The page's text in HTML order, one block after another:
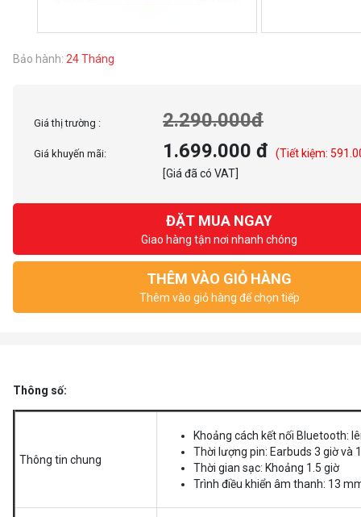
Bảo hành: 24 Tháng
Giá thị trường : 2.290.000đ
Giá khuyến mãi: 1.699.000 đ
(Tiết kiệm:
[Giá đã có VAT]
ĐẶT MUA NGAY
Giao hàng tận nơi nhanh chóng
THÊM VÀO GIỎ HÀNG
Thêm vào giỏ hàng để chọn tiếp
Thông số:
Thông tin chung
Khoảng cách kết nối Bluetooth:
Thời lượng pin: Earbuds 3 giờ và
Thời gian sạc: Khoảng 1.5 giờ
Trình điều khiển âm thanh: 13